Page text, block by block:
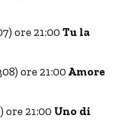
ore 21:00 Tu la
ore 21:00 Amore
ore 21:00 Uno di